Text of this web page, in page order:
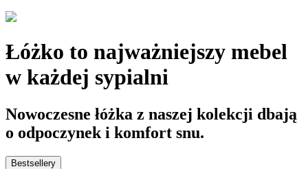
Łóżko to najważniejszy mebel
w każdej sypialni
Nowoczesne łóżka z naszej kolekcji dbają
o odpoczynek i komfort snu.
Bestsellery